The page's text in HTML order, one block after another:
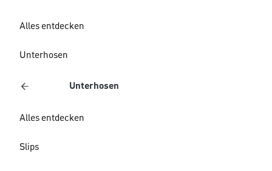
Alles entdecken
Unterhosen
Unterhosen
Alles entdecken
Slips